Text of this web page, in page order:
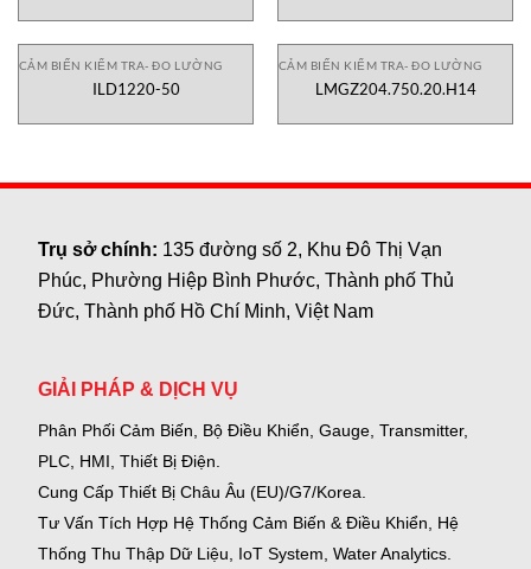
CẢM BIẾN KIỂM TRA- ĐO LƯỜNG
ILD1220-50
CẢM BIẾN KIỂM TRA- ĐO LƯỜNG
LMGZ204.750.20.H14
Trụ sở chính: 135 đường số 2, Khu Đô Thị Vạn
Phúc, Phường Hiệp Bình Phước, Thành phố Thủ
Đức, Thành phố Hồ Chí Minh, Việt Nam
GIẢI PHÁP & DỊCH VỤ
Phân Phối Cảm Biến, Bộ Điều Khiển, Gauge, Transmitter,
PLC, HMI, Thiết Bị Điện.
Cung Cấp Thiết Bị Châu Âu (EU)/G7/Korea.
Tư Vấn Tích Hợp Hệ Thống Cảm Biến & Điều Khiển, Hệ
Thống Thu Thập Dữ Liệu, IoT System, Water Analytics.